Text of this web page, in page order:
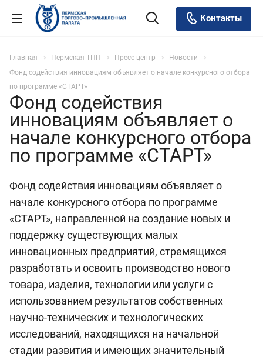
Контакты
Главная Пермская ТПП Пресс-центр
Новости
Фонд содействия инновациям объявляет о начале конкурсного отбора
по программе «СТАРТ»
Фонд содействия
инновациям объявляет о
начале конкурсного отбора
по программе «СТАРТ»
Фонд содействия инновациям объявляет о
начале конкурсного отбора по программе
«СТАРТ», направленной на создание новых и
поддержку существующих малых
инновационных предприятий, стремящихся
разработать и освоить производство нового
товара, изделия, технологии или услуги с
использованием результатов собственных
научно-технических и технологических
исследований, находящихся на начальной
стадии развития и имеющих значительный